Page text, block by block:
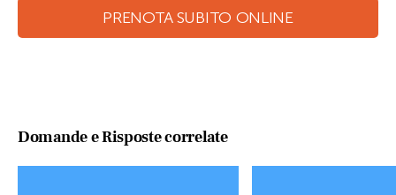
PRENOTA SUBITO ONLINE
Domande e Risposte correlate